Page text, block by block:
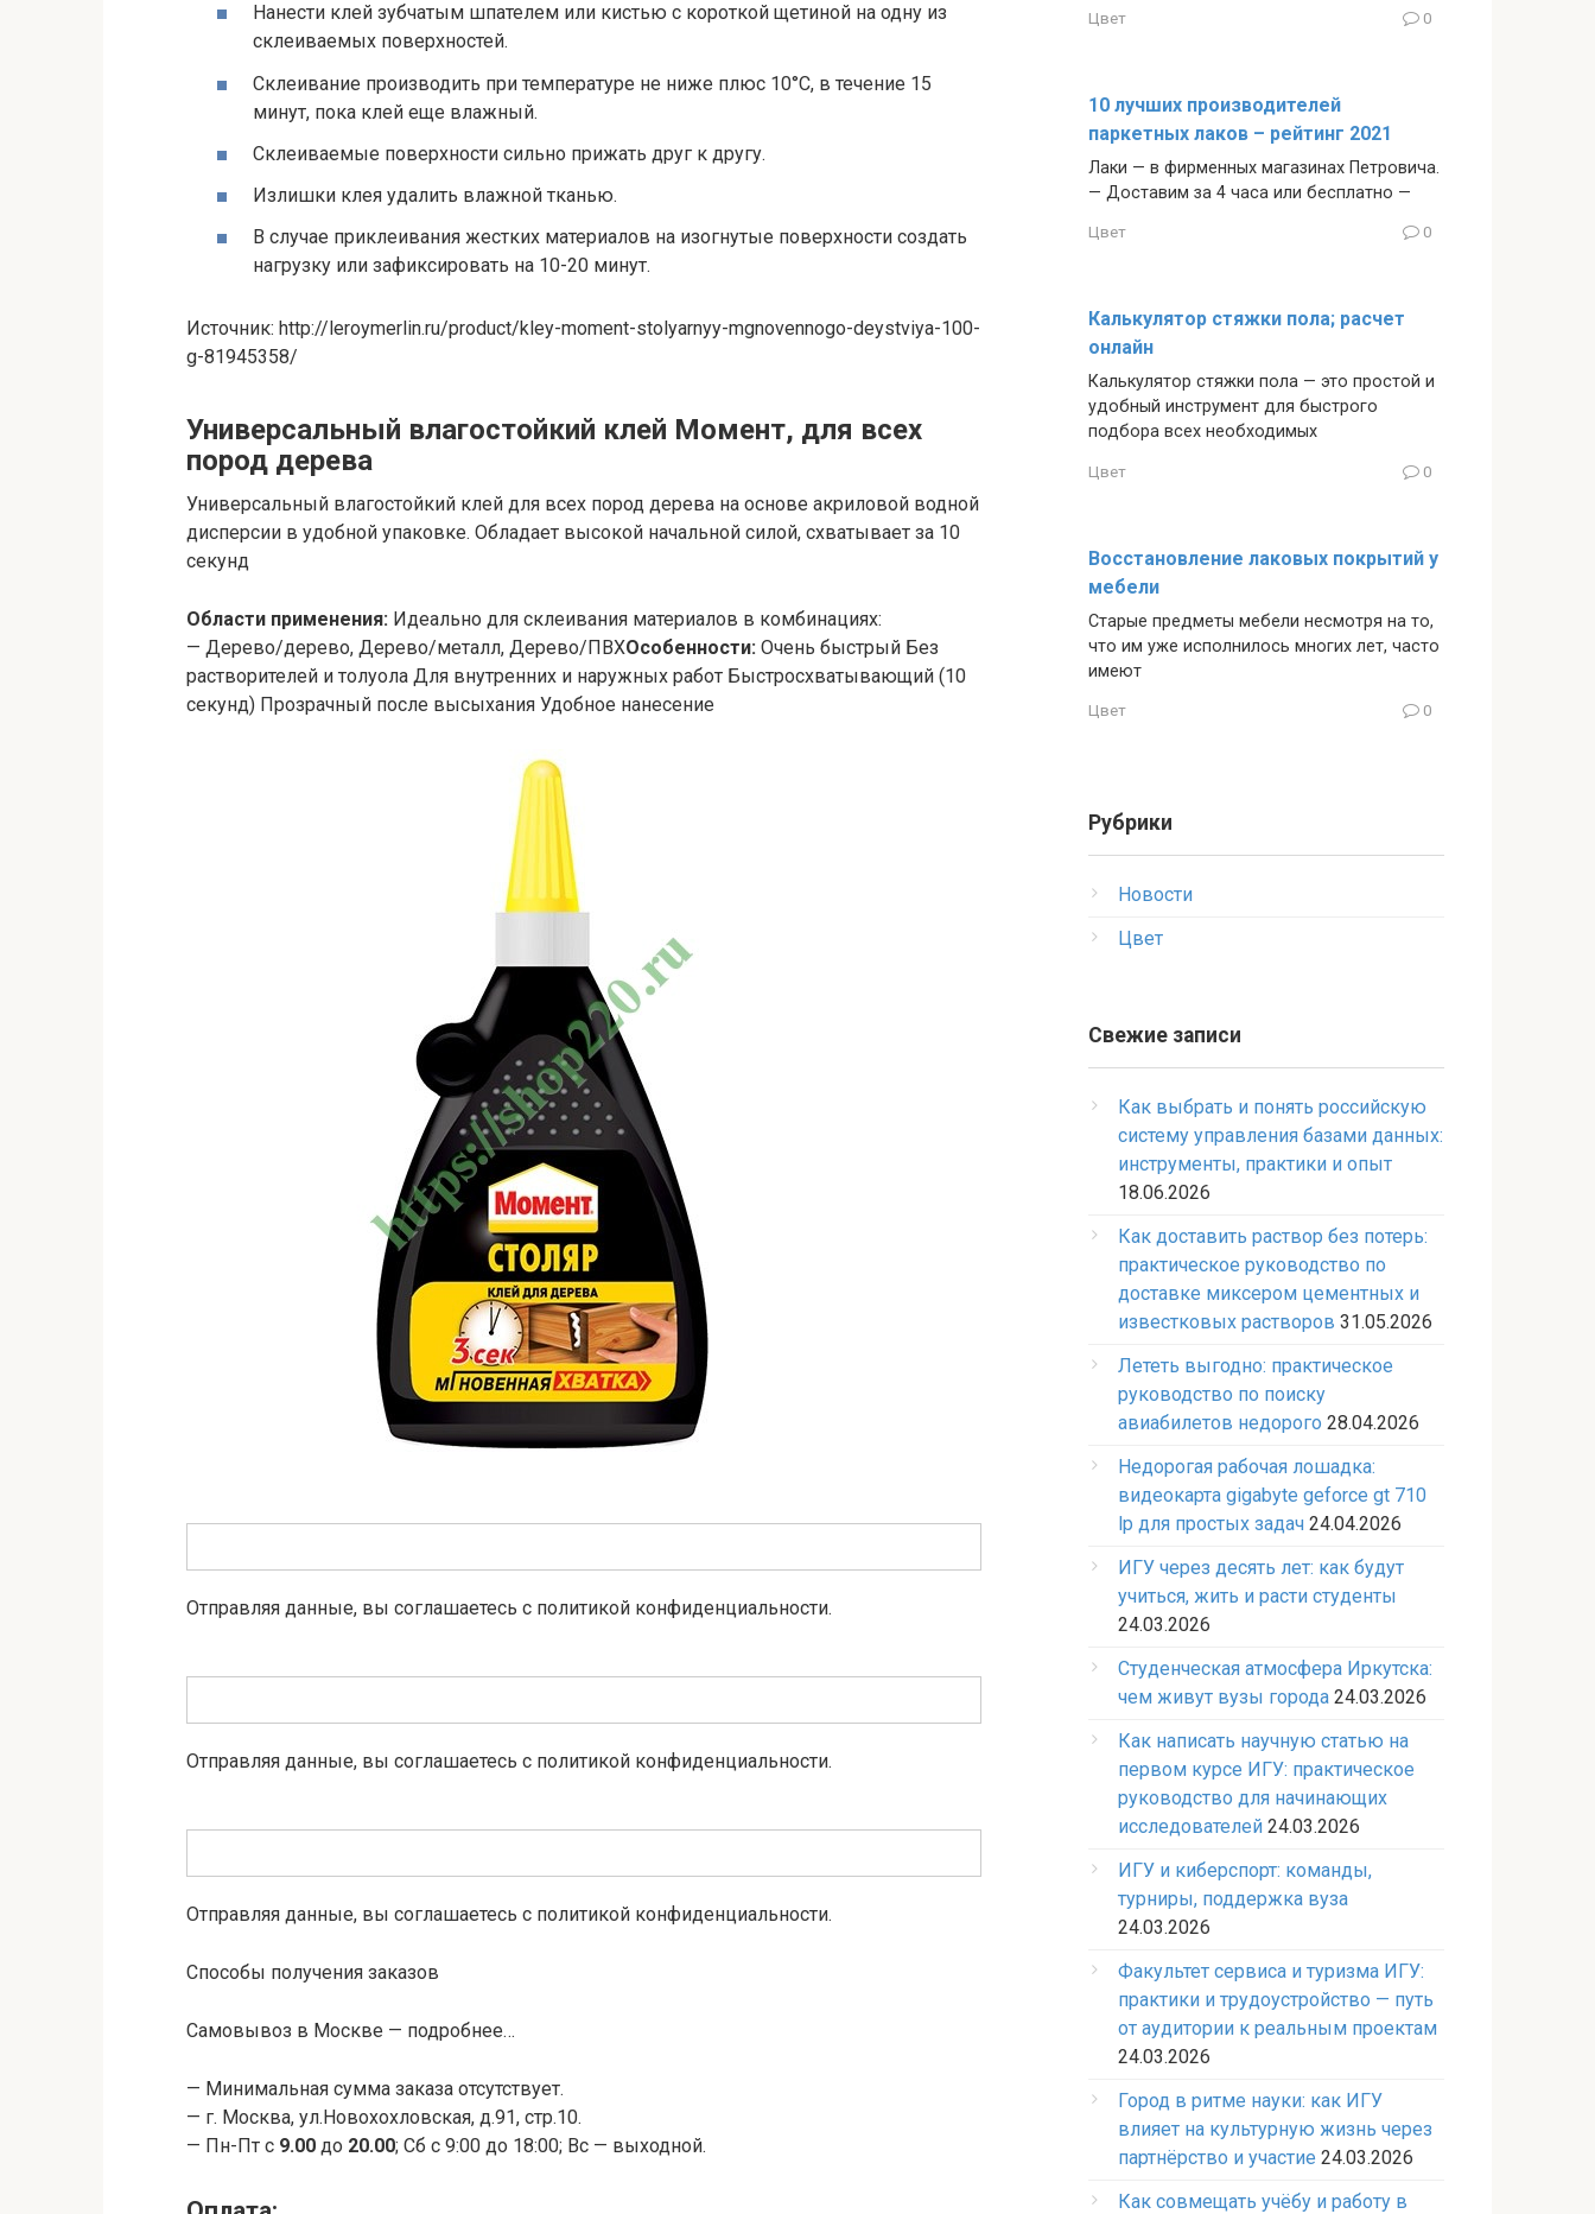
Нанести клей зубчатым шпателем или кистью с короткой щетиной на одну из
склеиваемых поверхностей.
Склеивание производить при температуре не ниже плюс 10°С, в течение 15
минут, пока клей еще влажный.
Склеиваемые поверхности сильно прижать друг к другу.
Излишки клея удалить влажной тканью.
В случае приклеивания жестких материалов на изогнутые поверхности создать
нагрузку или зафиксировать на 10-20 минут.
Источник: http://leroymerlin.ru/product/kley-moment-stolyarnyy-mgnovennogo-deystviya-100-
g-81945358/
Универсальный влагостойкий клей Момент, для всех
пород дерева
Универсальный влагостойкий клей для всех пород дерева на основе акриловой водной
дисперсии в удобной упаковке. Обладает высокой начальной силой, схватывает за 10
секунд
Области применения: Идеально для склеивания материалов в комбинациях:
— Дерево/дерево, Дерево/металл, Дерево/ПВХОсобенности: Очень быстрый Без
растворителей и толуола Для внутренних и наружных работ Быстросхватывающий (10
секунд) Прозрачный после высыхания Удобное нанесение
Отправляя данные, вы соглашаетесь с политикой конфиденциальности.
Отправляя данные, вы соглашаетесь с политикой конфиденциальности.
Отправляя данные, вы соглашаетесь с политикой конфиденциальности.
Способы получения заказов
Самовывоз в Москве — подробнее…
— Минимальная сумма заказа отсутствует.
— г. Москва, ул.Новохохловская, д.91, стр.10.
— Пн-Пт c 9.00 до 20.00; Сб с 9:00 до 18:00; Вс — выходной.
Цвет 0
10 лучших производителей
паркетных лаков – рейтинг 2021
Лаки — в фирменных магазинах Петровича.
— Доставим за 4 часа или бесплатно —
Цвет 0
Калькулятор стяжки пола; расчет
онлайн
Калькулятор стяжки пола — это простой и
удобный инструмент для быстрого
подбора всех необходимых
Цвет 0
Восстановление лаковых покрытий у
мебели
Старые предметы мебели несмотря на то,
что им уже исполнилось многих лет, часто
имеют
Цвет 0
Рубрики
Новости
Цвет
Свежие записи
Как выбрать и понять российскую
систему управления базами данных:
инструменты, практики и опыт
18.06.2026
Как доставить раствор без потерь:
практическое руководство по
доставке миксером цементных и
известковых растворов 31.05.2026
Лететь выгодно: практическое
руководство по поиску
авиабилетов недорого 28.04.2026
Недорогая рабочая лошадка:
видеокарта gigabyte geforce gt 710
lp для простых задач 24.04.2026
ИГУ через десять лет: как будут
учиться, жить и расти студенты
24.03.2026
Студенческая атмосфера Иркутска:
чем живут вузы города 24.03.2026
Как написать научную статью на
первом курсе ИГУ: практическое
руководство для начинающих
исследователей 24.03.2026
ИГУ и киберспорт: команды,
турниры, поддержка вуза
24.03.2026
Факультет сервиса и туризма ИГУ:
практики и трудоустройство — путь
от аудитории к реальным проектам
24.03.2026
Город в ритме науки: как ИГУ
влияет на культурную жизнь через
партнёрство и участие 24.03.2026
Как совмещать учёбу и работу в